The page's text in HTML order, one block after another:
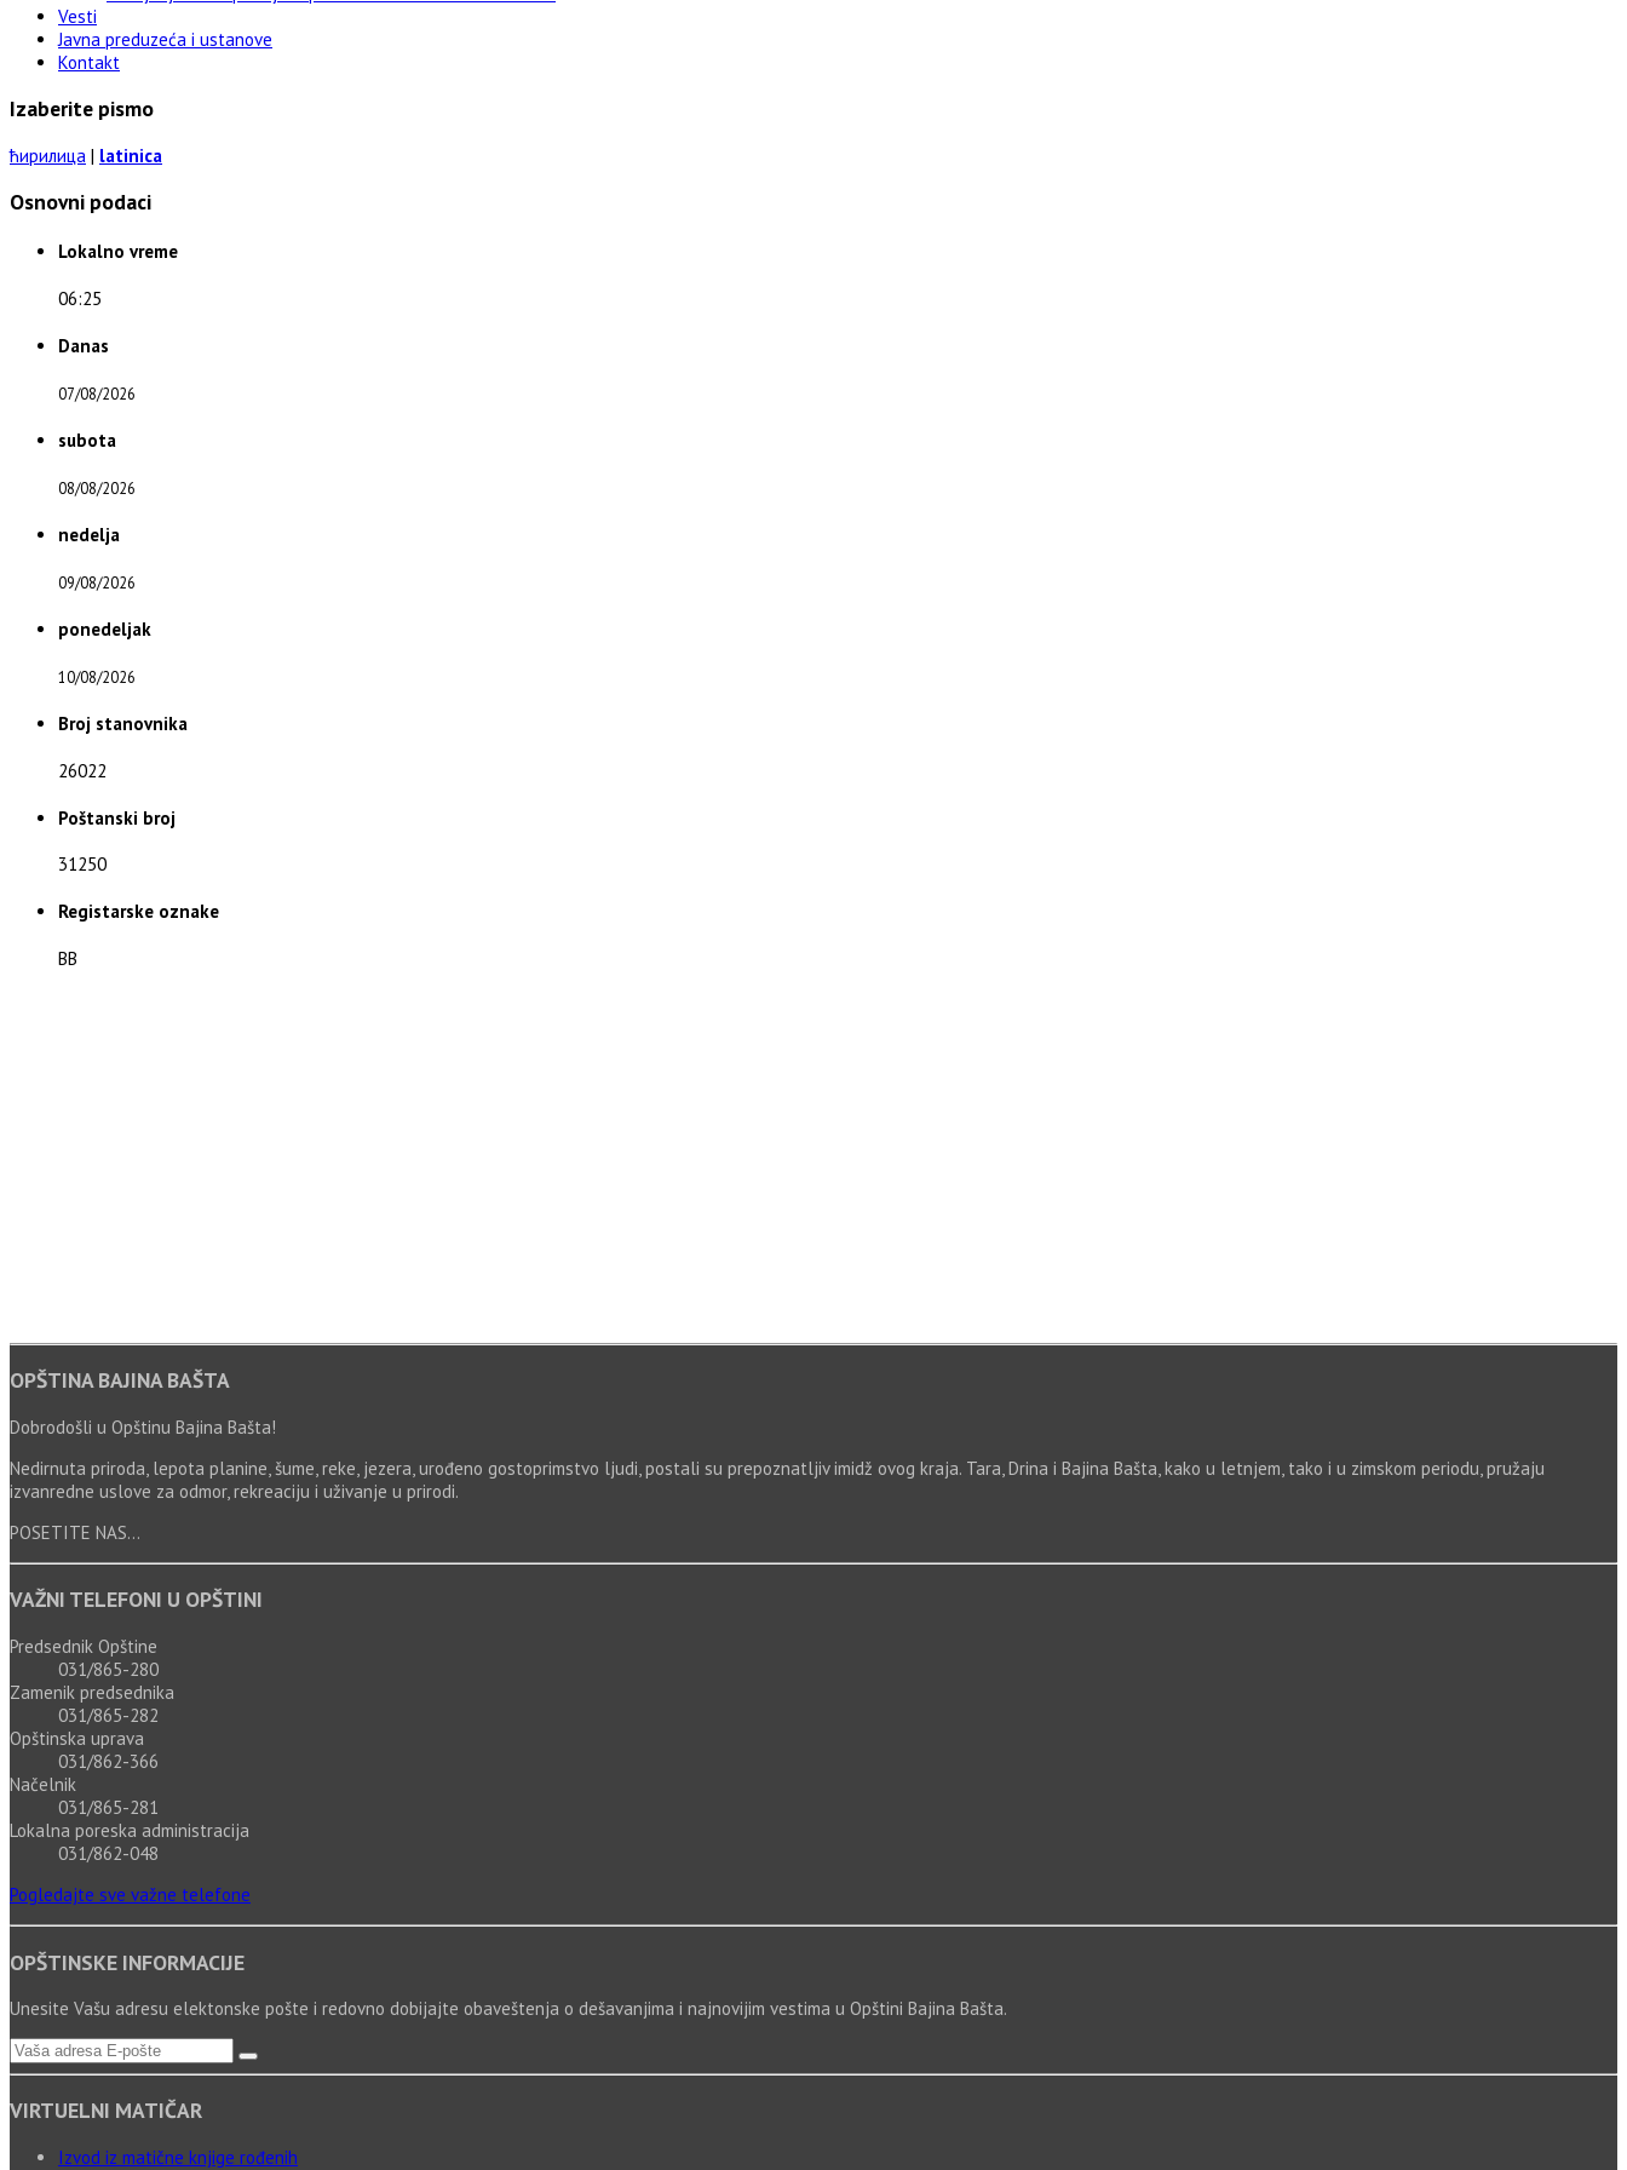
Vesti
Javna preduzeća i ustanove
Kontakt
Izaberite pismo
ћирилица | latinica
Osnovni podaci
Lokalno vreme
06:25
Danas
07/08/2026
subota
08/08/2026
nedelja
09/08/2026
ponedeljak
10/08/2026
Broj stanovnika
26022
Poštanski broj
31250
Registarske oznake
BB
OPŠTINA BAJINA BAŠTA
Dobrodošli u Opštinu Bajina Bašta!
Nedirnuta priroda, lepota planine, šume, reke, jezera, urođeno gostoprimstvo ljudi, postali su prepoznatljiv imidž ovog kraja. Tara, Drina i Bajina Bašta, kako u letnjem, tako i u zimskom periodu, pružaju
izvanredne uslove za odmor, rekreaciju i uživanje u prirodi.
POSETITE NAS...
VAŽNI TELEFONI U OPŠTINI
Predsednik Opštine
031/865-280
Zamenik predsednika
031/865-282
Opštinska uprava
031/862-366
Načelnik
031/865-281
Lokalna poreska administracija
031/862-048
Pogledajte sve važne telefone
OPŠTINSKE INFORMACIJE
Unesite Vašu adresu elektonske pošte i redovno dobijajte obaveštenja o dešavanjima i najnovijim vestima u Opštini Bajina Bašta.
VIRTUELNI MATIČAR
Izvod iz matične knjige rođenih